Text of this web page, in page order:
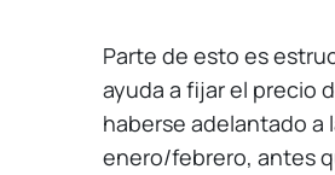
Parte de esto es
ayuda a fijar el precio
haberse adelantado a
enero/febrero, antes